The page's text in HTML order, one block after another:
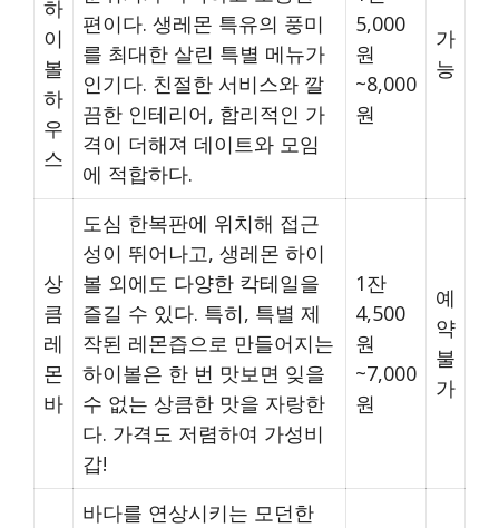
하
이
볼
하
우
스
편이다. 생레몬 특유의 풍미
를 최대한 살린 특별 메뉴가
인기다. 친절한 서비스와 깔
끔한 인테리어, 합리적인 가
격이 더해져 데이트와 모임
에 적합하다.
5,000
원
~8,000
원
가
능
상
큼
레
몬
바
도심 한복판에 위치해 접근
성이 뛰어나고, 생레몬 하이
볼 외에도 다양한 칵테일을
즐길 수 있다. 특히, 특별 제
작된 레몬즙으로 만들어지는
하이볼은 한 번 맛보면 잊을
수 없는 상큼한 맛을 자랑한
다. 가격도 저렴하여 가성비
갑!
1잔
4,500
원
~7,000
원
예
약
불
가
바다를 연상시키는 모던한